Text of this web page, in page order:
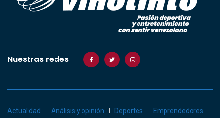
Nuestras redes
Actualidad Análisis y opinión Deportes Emprendedores